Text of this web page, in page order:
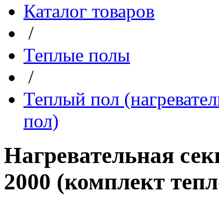
Каталог товаров
/
Теплые полы
/
Теплый пол
пол)
Нагревательная
2000 (комплект